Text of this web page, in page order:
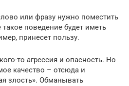
или фразу нужно поместить
такое поведение будет иметь
принесет пользу.
то агрессия и опасность. Но
качество – отсюда и
злость». Обманывать